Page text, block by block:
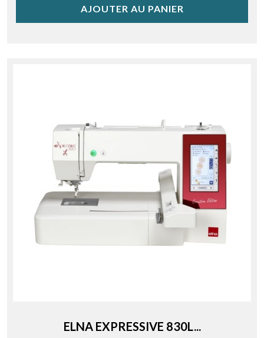
AJOUTER AU PANIER
ELNA EXPRESSIVE 830L...